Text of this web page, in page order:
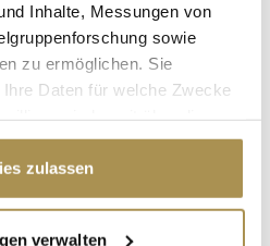
Inhalte, Messungen von
sowie
zu ermöglichen. Sie
Daten für welche Zwecke
Klicken auf das Privacy
widerrufen
zulassen
verwalten